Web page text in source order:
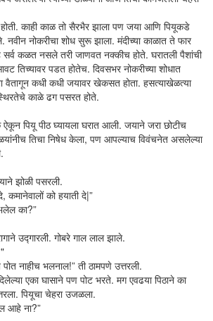
होती. काही काळ तो सैरभैर झाला पण जया आणि पियूकडे
नवीन नोकरीचा शोध सुरू झाला. मंदीच्या काळात ते फार
कळत नसले तरी जाणवत नक्कीच होते. घरातली पैशांची
तिच्यावर पडत होतेच. दिवसभर नोकरीच्या शोधात
वैतागून कधी कधी जयावर खेकसत होता. हसत्याखेळत्या
काळे ढग पसरत होते.
पियू पीठ घ्यायला घरात आली. जयाने जरा छोटीच
तिचा निषेध केला, पण आपल्याच विवंचनेत असलेल्या
झोळी पसरली.
को हयाती दे|”
का?”
उद्गारली. गोबरे गाल लाल झाले.
नाहीच भलनाल!” ती ठामपणे उत्तरली.
एका घासाने पण पोट भरते. मग एवढया पिठाने का
पियूचा चेहरा उजळला.
आहे ना?”